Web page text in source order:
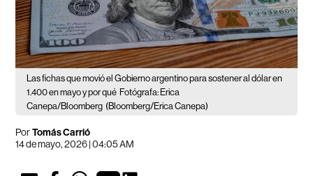
Las fichas que movió el Gobierno argentino para sostener al dólar en
1.400 en mayo y por qué Fotógrafa: Erica
Canepa/Bloomberg (Bloomberg/Erica Canepa)
PorTomás Carrió
14 de mayo, 2026 | 04:05 AM